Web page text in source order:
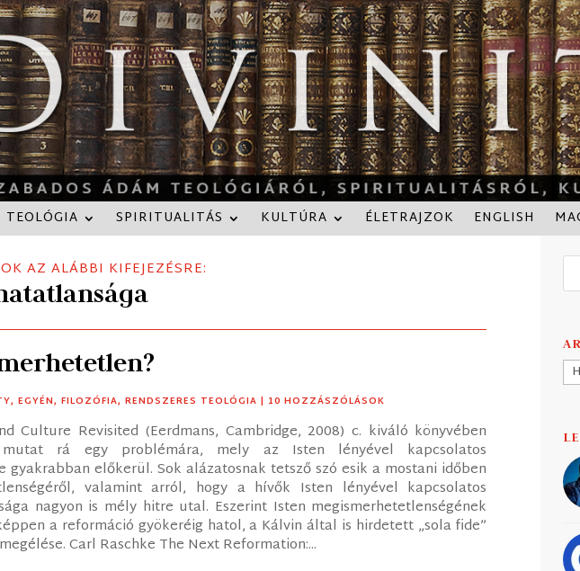
TEOLÓGIA SPIRITUALITÁS KULTÚRA ÉLETRAJZOK ENGLISH
AZ ALÁBBI KIFEJEZÉSRE:
,EGYÉN,FILOZÓFIA,RENDSZERES TEOLÓGIA | 10 HOZZÁSZÓLÁSOK
Culture Revisited (Eerdmans, Cambridge, 2008) c. kiváló könyvében
rá egy problémára, mely az Isten lényével kapcsolatos
gyakrabban előkerül. Sok alázatosnak tetsző szó esik a mostani időben
valamint arról, hogy a hívők Isten lényével kapcsolatos
nagyon is mély hitre utal. Eszerint Isten megismerhetetlenségének
a reformáció gyökeréig hatol, a Kálvin által is hirdetett „sola fide”
Carl Raschke The Next Reformation:...